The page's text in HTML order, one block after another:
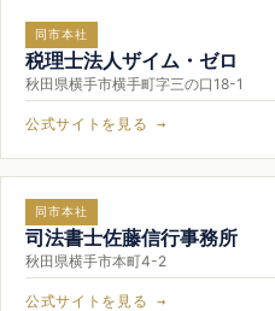
同市本社
税理士法人ザイム・ゼロ
秋田県横手市横手町字三の口18-1
公式サイトを見る →
同市本社
司法書士佐藤信行事務所
秋田県横手市本町4-2
公式サイトを見る →